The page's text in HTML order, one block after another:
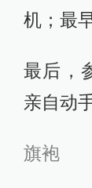
机；最
最后，
亲自动
旗袍